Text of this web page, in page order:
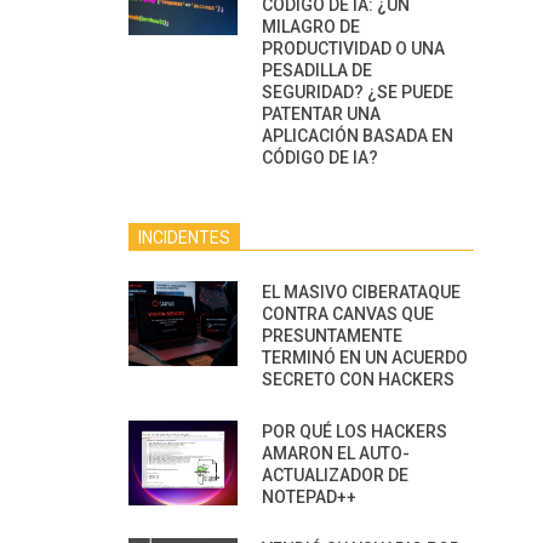
CÓDIGO DE IA: ¿UN
MILAGRO DE
PRODUCTIVIDAD O UNA
PESADILLA DE
SEGURIDAD? ¿SE PUEDE
PATENTAR UNA
APLICACIÓN BASADA EN
CÓDIGO DE IA?
INCIDENTES
EL MASIVO CIBERATAQUE
CONTRA CANVAS QUE
PRESUNTAMENTE
TERMINÓ EN UN ACUERDO
SECRETO CON HACKERS
POR QUÉ LOS HACKERS
AMARON EL AUTO-
ACTUALIZADOR DE
NOTEPAD++